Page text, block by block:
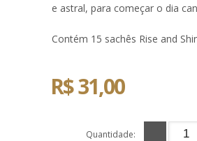
e astral, para começar o dia
Contém 15 sachês Rise and
R$ 31,00
Quantidade: